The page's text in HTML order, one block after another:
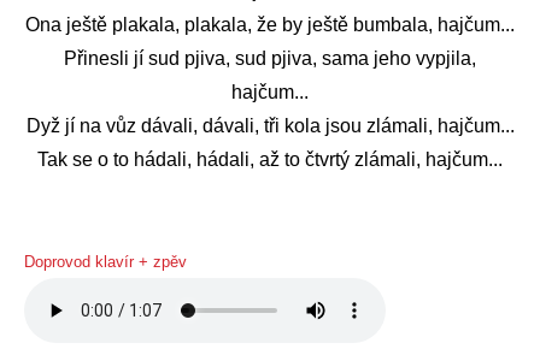
Ona ještě plakala, plakala, že by ještě bumbala, hajčum...
Přinesli jí sud pjiva, sud pjiva, sama jeho vypjila,
hajčum...
Dyž jí na vůz dávali, dávali, tři kola jsou zlámali, hajčum...
Tak se o to hádali, hádali, až to čtvrtý zlámali, hajčum...
Doprovod klavír + zpěv